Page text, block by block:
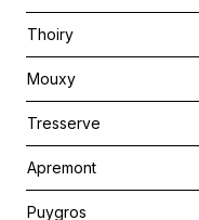
Thoiry
Mouxy
Tresserve
Apremont
Puygros